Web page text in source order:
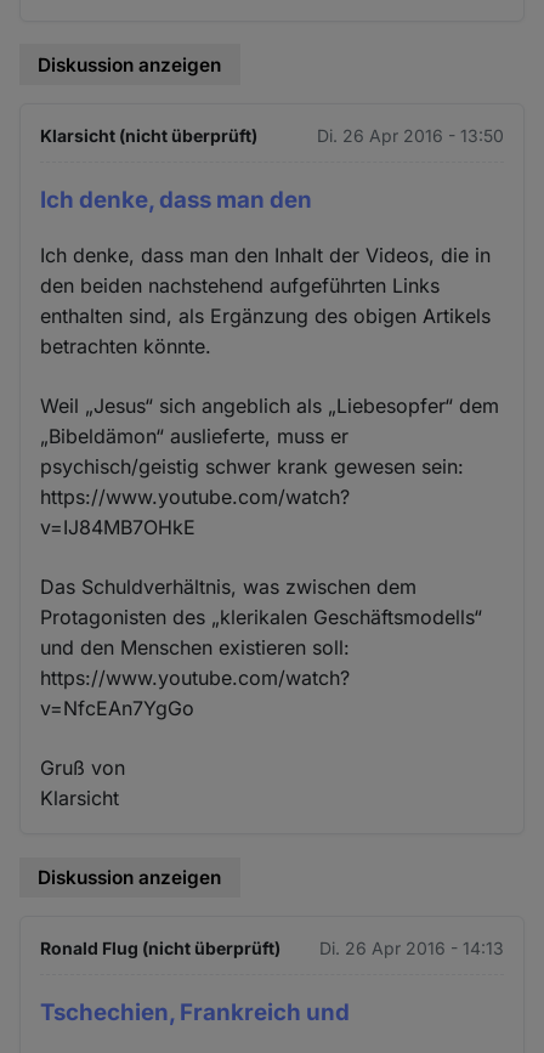
Diskussion anzeigen
Klarsicht (nicht überprüft) Di. 26 Apr 2016 - 13:50
Ich denke, dass man den
Ich denke, dass man den Inhalt der Videos, die in
den beiden nachstehend aufgeführten Links
enthalten sind, als Ergänzung des obigen Artikels
betrachten könnte.
Weil „Jesus“ sich angeblich als „Liebesopfer“ dem
„Bibeldämon“ auslieferte, muss er
psychisch/geistig schwer krank gewesen sein:
https://www.youtube.com/watch?
v=IJ84MB7OHkE
Das Schuldverhältnis, was zwischen dem
Protagonisten des „klerikalen Geschäftsmodells“
und den Menschen existieren soll:
https://www.youtube.com/watch?
v=NfcEAn7YgGo
Gruß von
Klarsicht
Diskussion anzeigen
Ronald Flug (nicht überprüft) Di. 26 Apr 2016 - 14:13
Tschechien, Frankreich und